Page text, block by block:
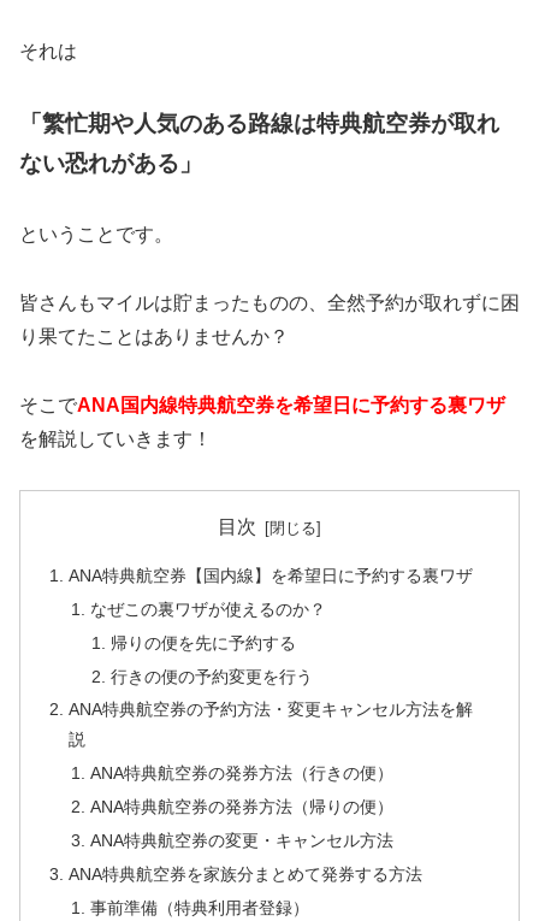
それは
「繁忙期や人気のある路線は特典航空券が取れ
ない恐れがある」
ということです。
皆さんもマイルは貯まったものの、全然予約が取れずに困
り果てたことはありませんか？
そこでANA国内線特典航空券を希望日に予約する裏ワザ
を解説していきます！
目次
ANA特典航空券【国内線】を希望日に予約する裏ワザ
なぜこの裏ワザが使えるのか？
帰りの便を先に予約する
行きの便の予約変更を行う
ANA特典航空券の予約方法・変更キャンセル方法を解
説
ANA特典航空券の発券方法（行きの便）
ANA特典航空券の発券方法（帰りの便）
ANA特典航空券の変更・キャンセル方法
ANA特典航空券を家族分まとめて発券する方法
事前準備（特典利用者登録）